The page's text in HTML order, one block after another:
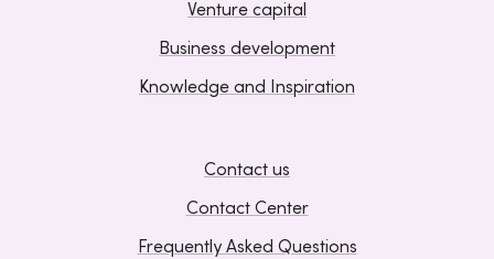
Venture capital
Business development
Knowledge and Inspiration
Contact us
Contact Center
Frequently Asked Questions